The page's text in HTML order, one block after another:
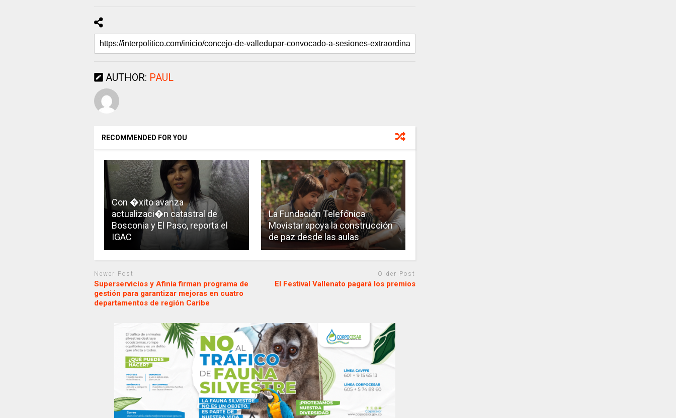
AUTHOR: PAUL
RECOMMENDED FOR YOU
Con �xito avanza
actualizaci�n catastral de
Bosconia y El Paso, reporta el
IGAC
La Fundación Telefónica
Movistar apoya la construcción
de paz desde las aulas
Newer Post
Superservicios y Afinia firman programa de
gestión para garantizar mejoras en cuatro
departamentos de región Caribe
Older Post
El Festival Vallenato pagará los premios